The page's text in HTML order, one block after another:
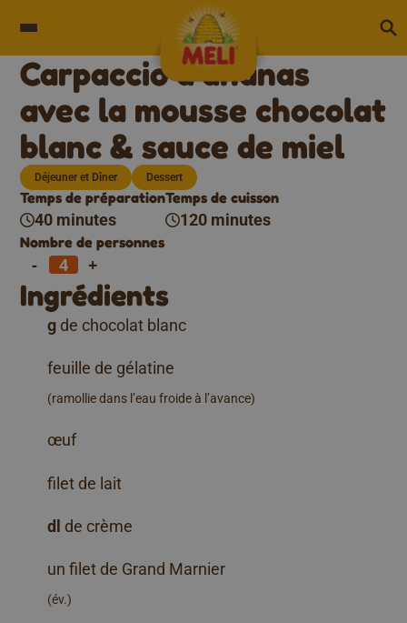
Carpaccio d’ananas
avec la mousse chocolat
blanc & sauce de miel
Déjeuner et Dîner Dessert
Temps de préparation
40 minutes
Temps de cuisson
120 minutes
Nombre de personnes
- +
Ingrédients
g de chocolat blanc
feuille de gélatine
(ramollie dans l’eau froide à l’avance)
œuf
filet de lait
dl de crème
un filet de Grand Marnier
(év.)